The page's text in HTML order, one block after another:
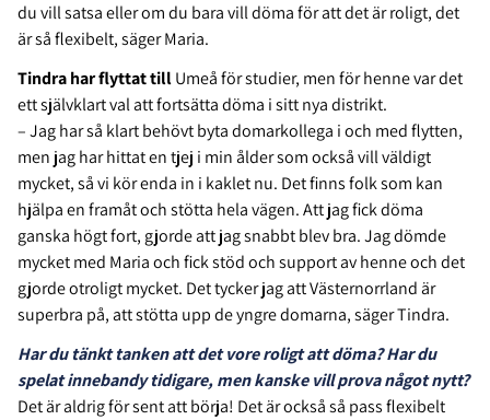
du vill satsa eller om du bara vill döma för att det är roligt, det
är så flexibelt, säger Maria.
Tindra har flyttat tillUmeå för studier, men för henne var det
ett självklart val att fortsätta döma i sitt nya distrikt.
– Jag har så klart behövt byta domarkollega i och med flytten,
men jag har hittat en tjej i min ålder som också vill väldigt
mycket, så vi kör enda in i kaklet nu. Det finns folk som kan
hjälpa en framåt och stötta hela vägen. Att jag fick döma
ganska högt fort, gjorde att jag snabbt blev bra. Jag dömde
mycket med Maria och fick stöd och support av henne och det
gjorde otroligt mycket. Det tycker jag att Västernorrland är
superbra på, att stötta upp de yngre domarna, säger Tindra.
Har du tänkt tanken att det vore roligt att döma? Har du
spelat innebandy tidigare, men kanske vill prova något nytt?
Det är aldrig för sent att börja! Det är också så pass flexibelt